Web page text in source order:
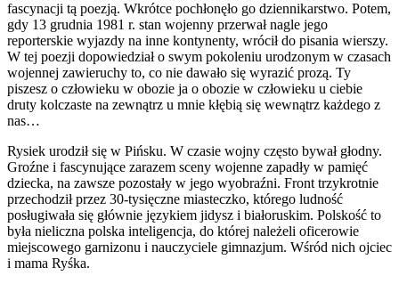
fascynacji tą poezją. Wkrótce pochłonęło go dziennikarstwo. Potem,
gdy 13 grudnia 1981 r. stan wojenny przerwał nagle jego
reporterskie wyjazdy na inne kontynenty, wrócił do pisania wierszy.
W tej poezji dopowiedział o swym pokoleniu urodzonym w czasach
wojennej zawieruchy to, co nie dawało się wyrazić prozą. Ty
piszesz o człowieku w obozie ja o obozie w człowieku u ciebie
druty kolczaste na zewnątrz u mnie kłębią się wewnątrz każdego z
nas…
Rysiek urodził się w Pińsku. W czasie wojny często bywał głodny.
Groźne i fascynujące zarazem sceny wojenne zapadły w pamięć
dziecka, na zawsze pozostały w jego wyobraźni. Front trzykrotnie
przechodził przez 30-tysięczne miasteczko, którego ludność
posługiwała się głównie językiem jidysz i białoruskim. Polskość to
była nieliczna polska inteligencja, do której należeli oficerowie
miejscowego garnizonu i nauczyciele gimnazjum. Wśród nich ojciec
i mama Ryśka.